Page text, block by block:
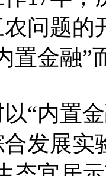
问题
置金融
内置金
发展实